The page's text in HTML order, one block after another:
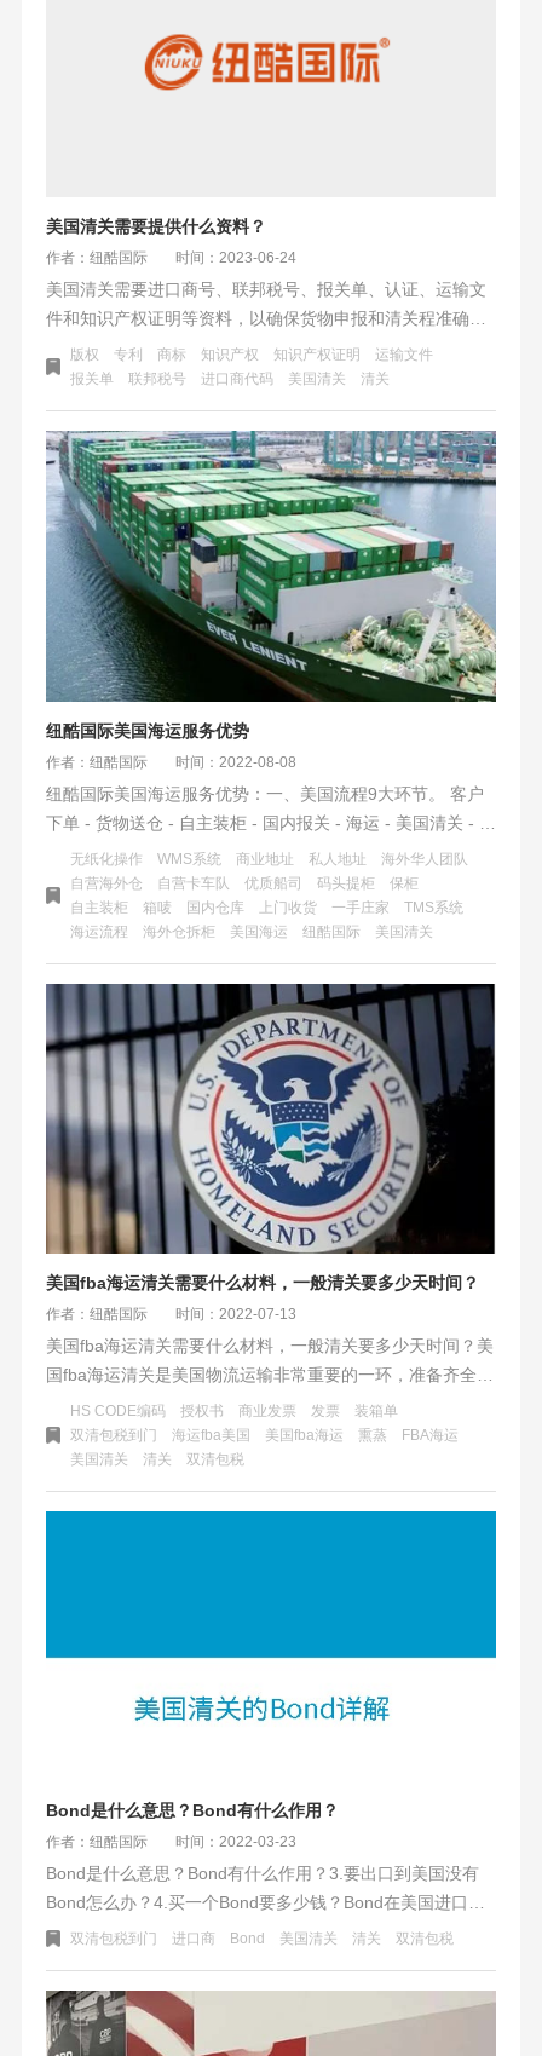
美国清关需要提供什么资料？
作者：纽酷国际 时间：2023-06-24
美国清关需要进口商号、联邦税号、报关单、认证、运输文
件和知识产权证明等资料，以确保货物申报和清关程准确无
误，存在法律风险；同时，需要根据特殊情况和相关规定额
外提供相关内容证据和文件。
版权 专利 商标 知识产权 知识产权证明
运输文件
报关单
联邦税号 进口商代码 美国清关 清关
纽酷国际美国海运服务优势
作者：纽酷国际 时间：2022-08-08
纽酷国际美国海运服务优势：一、美国流程9大环节。 客户
下单 - 货物送仓 - 自主装柜 - 国内报关 - 海运 - 美国清关 - 码
头提柜 - 海外仓拆柜 - 派送入仓（签收）.二、纽酷国际专业
性：1.团队从业年限超10年；2.海外仓WMS智能系统；3.头
程+尾程一站式物流服务；
无纸化操作 WMS系统 商业地址 私人地址
海外华人团队
自营海外仓
自营卡车队 优质船司 码头提柜
保柜
自主装柜
箱唛 国内仓库 上门收货 一手庄家
TMS系统
海运流程
海外仓拆柜 美国海运 纽酷国际 美国清关
美国fba海运清关需要什么材料，一般清关要多少天时间？
作者：纽酷国际 时间：2022-07-13
美国fba海运清关需要什么材料，一般清关要多少天时间？美
国fba海运清关是美国物流运输非常重要的一环，准备齐全清
关资料和正确的流程是保证货物安全快速进口到美国关键。
虽然说很多客户都会选择双清包税到门这种方式，当跨境电
商越做越大的同时，比较货量大了之后双清包税货量成本会
相应的增加。选择自税不包清关，按方算运费的方式会节省
HS CODE编码 授权书 商业发票 发票
装箱单
双清包税到门
海运fba美国 美国fba海运 熏蒸
​FBA海运
美国清关
清关 双清包税
Bond是什么意思？Bond有什么作用？
作者：纽酷国际 时间：2022-03-23
Bond是什么意思？Bond有什么作用？3.要出口到美国没有
Bond怎么办？4.买一个Bond要多少钱？Bond在美国进口贸
易时，有非常重要的作用。商品进口到美国必须购买Bond，
美国收货人税号，两者缺一不可。不管是以美国收货人的名
义清关、还是以目的国货代代理的名义清关，都是需要提供
Bond的。
双清包税到门 进口商 Bond 美国清关 清关 双清包税